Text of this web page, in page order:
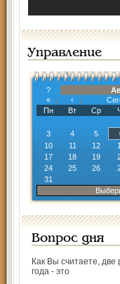
Управление
?
«
‹
Пн
Вт Ср
3
4 5
10
11 12
17
18 19
24
25 26
31
Вопрос дня
Как Вы считаете,
года - это